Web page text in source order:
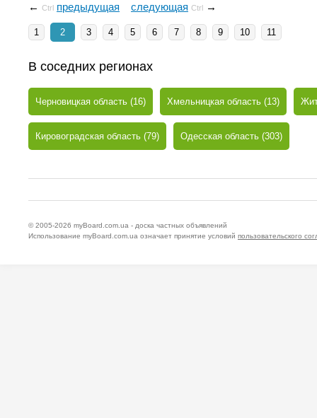
← Ctrl предыдущая следующая Ctrl →
1 2 3 4 5 6 7 8 9 10 11
В соседних регионах
Черновицкая область (16) Хмельницкая область (13)
Кировоградская область (79) Одесская область (303)
© 2005-2026 myBoard.com.ua - доска частных объявлений
Использование myBoard.com.ua означает принятие условий пользовательского